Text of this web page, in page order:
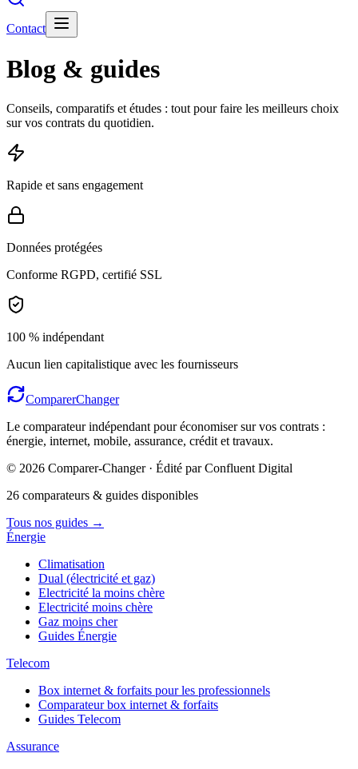
Contact
Blog & guides
Conseils, comparatifs et études : tout pour faire les meilleurs choix
sur vos contrats du quotidien.
Rapide et sans engagement
Données protégées
Conforme RGPD, certifié SSL
100 % indépendant
Aucun lien capitalistique avec les fournisseurs
ComparerChanger
Le comparateur indépendant pour économiser sur vos contrats :
énergie, internet, mobile, assurance, crédit et travaux.
© 2026 Comparer-Changer · Édité par Confluent Digital
26 comparateurs & guides disponibles
Tous nos guides →
Énergie
Climatisation
Dual (électricité et gaz)
Electricité la moins chère
Electricité moins chère
Gaz moins cher
Guides Énergie
Telecom
Box internet & forfaits pour les professionnels
Comparateur box internet & forfaits
Guides Telecom
Assurance